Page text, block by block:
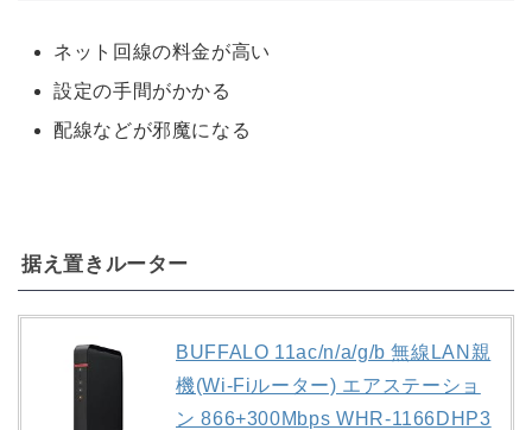
ネット回線の料金が高い
設定の手間がかかる
配線などが邪魔になる
据え置きルーター
BUFFALO 11ac/n/a/g/b 無線LAN親
機(Wi-Fiルーター) エアステーショ
ン 866+300Mbps WHR-1166DHP3